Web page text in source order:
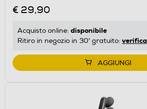
€ 29,90
Acquisto online: disponibile
Ritiro in negozio in 30' gratuito: verifica
AGGIUNGI